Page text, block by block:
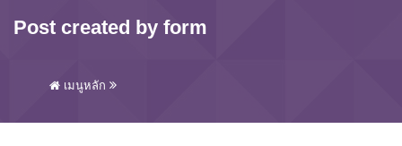
Post created by form
เมนูหลัก